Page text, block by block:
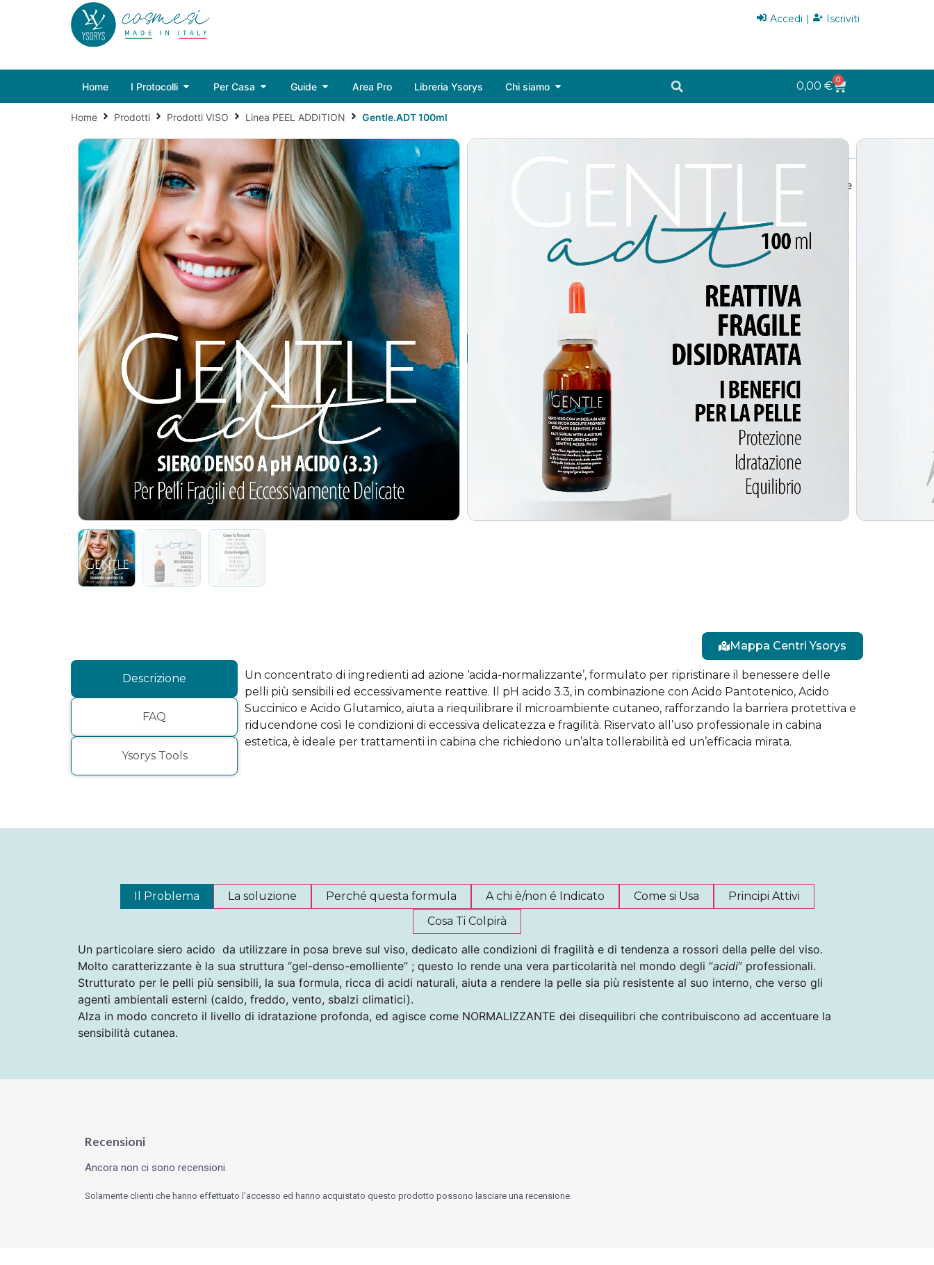
Accedi | Iscriviti
Home I Protocolli Per Casa Guide Area Pro Libreria Ysorys Chi siamo 0,00 € 0
Home Prodotti Prodotti VISO Linea PEEL ADDITION Gentle.ADT 100ml
Gentle.ADT 100ml
Particolare siero denso a pH acido (3.3) dedicato alle condizioni di
eccessiva delicatezza e fragilità alla pelle del viso. Pensato per svolgere
un’azione “acida-normalizzante” si caratterizza con particolari
ingredienti; tra essi Acido Pantotenico, Acido Succinico, ed Acido
Glutamico, associati a Sodio ed Ammonio Lattato.
No Vendita al Dettaglio
Solo Uso Professionale-Cabina
Se sei una Professionista
accedi alle tue condizioni riservate
Mappa Centri Ysorys
Descrizione
FAQ
Ysorys Tools
Un concentrato di ingredienti ad azione ‘acida-normalizzante’, formulato per ripristinare il benessere delle
pelli più sensibili ed eccessivamente reattive. Il pH acido 3.3, in combinazione con Acido Pantotenico, Acido
Succinico e Acido Glutamico, aiuta a riequilibrare il microambiente cutaneo, rafforzando la barriera protettiva e
riducendone così le condizioni di eccessiva delicatezza e fragilità. Riservato all’uso professionale in cabina
estetica, è ideale per trattamenti in cabina che richiedono un’alta tollerabilità ed un’efficacia mirata.
Il Problema La soluzione Perché questa formula A chi è/non é Indicato Come si Usa
Principi Attivi
Cosa Ti Colpirà
Un particolare siero acido da utilizzare in posa breve sul viso, dedicato alle condizioni di fragilità e di tendenza a rossori della pelle del viso.
Molto caratterizzante è la sua struttura “gel-denso-emolliente” ; questo lo rende una vera particolarità nel mondo degli “acidi” professionali.
Strutturato per le pelli più sensibili, la sua formula, ricca di acidi naturali, aiuta a rendere la pelle sia più resistente al suo interno, che verso gli
agenti ambientali esterni (caldo, freddo, vento, sbalzi climatici).
Alza in modo concreto il livello di idratazione profonda, ed agisce come NORMALIZZANTE dei disequilibri che contribuiscono ad accentuare la
sensibilità cutanea.
Recensioni
Ancora non ci sono recensioni.
Solamente clienti che hanno effettuato l'accesso ed hanno acquistato questo prodotto possono lasciare una recensione.